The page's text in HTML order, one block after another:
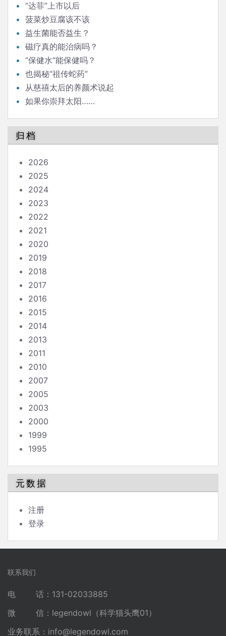
“达菲”上市以后
菠菜炒豆腐该不该
益生菌能否益生？
磁疗真的能治病吗？
“保健水”能保健吗？
也揭秘“祖传蛇药”
从慈禧太后的养颜术说起
如果你崇拜太阳……
归档
2026
2025
2024
2023
2022
2021
2020
2019
2018
2017
2016
2015
2014
2013
2011
2010
2007
2005
2003
2000
1999
1995
元数据
注册
登录
联系我们
电 话：131-02033885
微 信：legendowl（科学猫头鹰01）
业务联系： info@legendowl.com